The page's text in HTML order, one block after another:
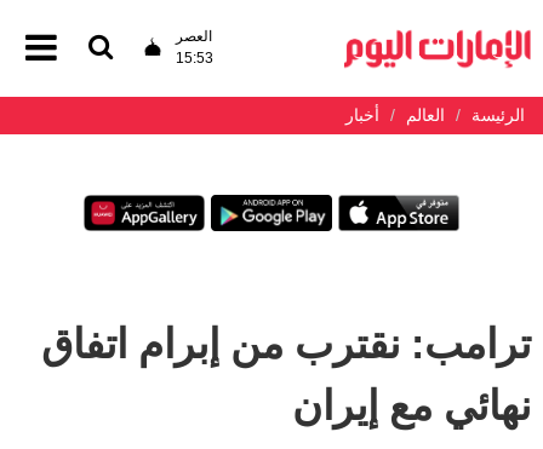
العصر
15:53
الرئيسة العالم أخبار
ترامب: نقترب من إبرام اتفاق
نهائي مع إيران